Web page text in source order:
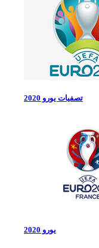
تصفيات يورو 2020
يورو 2020